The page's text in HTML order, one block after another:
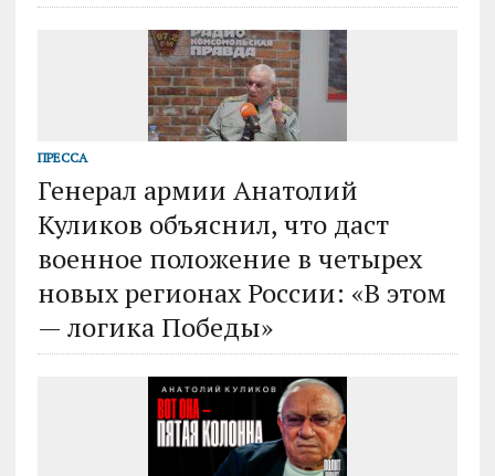
ПРЕССА
Генерал армии Анатолий
Куликов объяснил, что даст
военное положение в четырех
новых регионах России: «В этом
— логика Победы»